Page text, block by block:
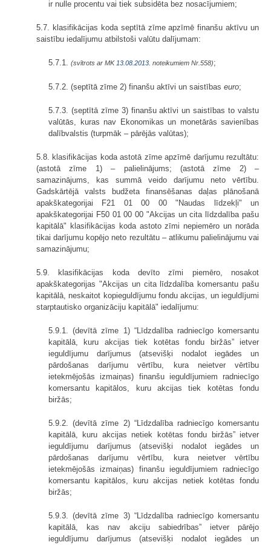
ir nulle procentu vai tiek subsidēta bez nosacījumiem;
5.7. klasifikācijas koda septītā zīme apzīmē finanšu aktīvu un
saistību iedalījumu atbilstoši valūtu dalījumam:
5.7.1. (svītrots ar MK 13.08.2013. noteikumiem Nr.558);
5.7.2. (septītā zīme 2) finanšu aktīvi un saistības euro;
5.7.3. (septītā zīme 3) finanšu aktīvi un saistības to valstu
valūtās, kuras nav Ekonomikas un monetārās savienības
dalībvalstis (turpmāk – pārējās valūtas);
5.8. klasifikācijas koda astotā zīme apzīmē darījumu rezultātu:
(astotā zīme 1) – palielinājums; (astotā zīme 2) –
samazinājums, kas summā veido darījumu neto vērtību.
Gadskārtējā valsts budžeta finansēšanas daļas plānošanā
apakškategorijai F21 01 00 00 "Naudas līdzekļi" un
apakškategorijai F50 01 00 00 "Akcijas un cita līdzdalība pašu
kapitālā" klasifikācijas koda astoto zīmi nepiemēro un norāda
tikai darījumu kopējo neto rezultātu – atlikumu palielinājumu vai
samazinājumu;
5.9. klasifikācijas koda devīto zīmi piemēro, nosakot
apakškategorijas "Akcijas un cita līdzdalība komersantu pašu
kapitālā, neskaitot kopieguldījumu fondu akcijas, un ieguldījumi
starptautisko organizāciju kapitālā" iedalījumu:
5.9.1. (devītā zīme 1) “Līdzdalība radniecīgo komersantu
kapitālā, kuru akcijas tiek kotētas fondu biržās” ietver
ieguldījumu darījumus (atsevišķi nodalot iegādes un
pārdošanas darījumu vērtību, kura neietver vērtību
ietekmējošās izmaiņas) finanšu ieguldījumiem radniecīgo
komersantu kapitālos, kuru akcijas tiek kotētas fondu
biržās;
5.9.2. (devītā zīme 2) “Līdzdalība radniecīgo komersantu
kapitālā, kuru akcijas netiek kotētas fondu biržās” ietver
ieguldījumu darījumus (atsevišķi no­dalot iegādes un
pārdošanas darījumu vērtību, kura neietver vērtību
ietekmējošās izmaiņas) finanšu ieguldījumiem radniecīgo
komersantu kapitālos, kuru akcijas netiek kotētas fondu
biržās;
5.9.3. (devītā zīme 3) “Līdzdalība radniecīgo komersantu
kapitālā, kas nav akciju sabiedrības” ietver pārējo
ieguldījumu darījumus (atsevišķi nodalot iegādes un